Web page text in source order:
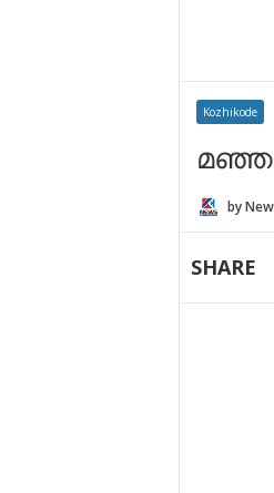
Kozhikode
by
SHARE